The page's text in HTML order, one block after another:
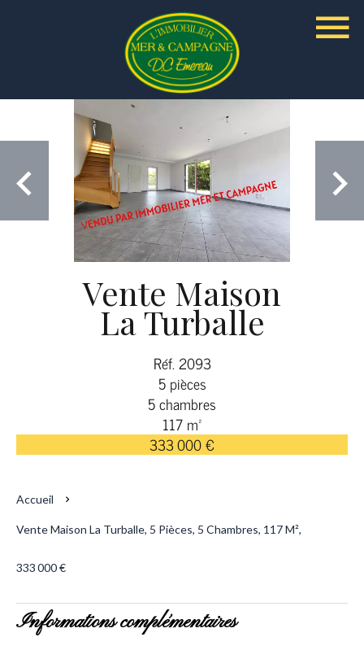
Vente Maison
La Turballe
Réf. 2093
5 pièces
5 chambres
117 m²
333 000 €
Accueil
Vente Maison La Turballe, 5 Pièces, 5 Chambres, 117 M²,
333 000 €
Informations complémentaires